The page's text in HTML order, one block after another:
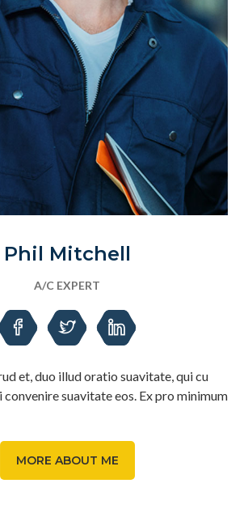
Phil Mitchell
A/C EXPERT
et, duo illud oratio suavitate, qui cu
convenire suavitate eos. Ex pro minimum
MORE ABOUT ME